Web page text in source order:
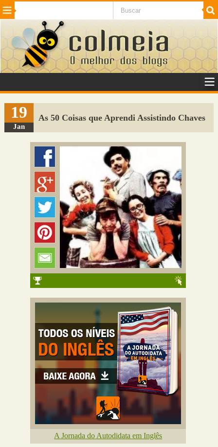
Beleza Cinema e TV
Internet Jogos NotÃ­cias SaÃºde
VeÃ­culos Adulto
Sugerir Link
Adicionar Blog
Colmeia Exchange
19
Jan
As 50 Coisas que Aprendi Assistindo Chaves
A Jornada do Autodidata em Inglês